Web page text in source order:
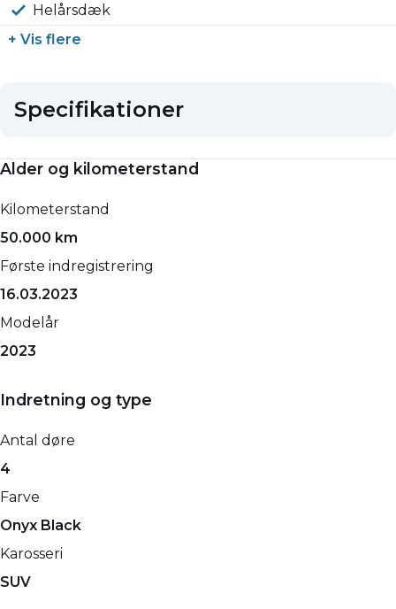
Helårsdæk
+ Vis flere
Specifikationer
Alder og kilometerstand
Kilometerstand
50.000 km
Første indregistrering
16.03.2023
Modelår
2023
Indretning og type
Antal døre
4
Farve
Onyx Black
Karosseri
SUV